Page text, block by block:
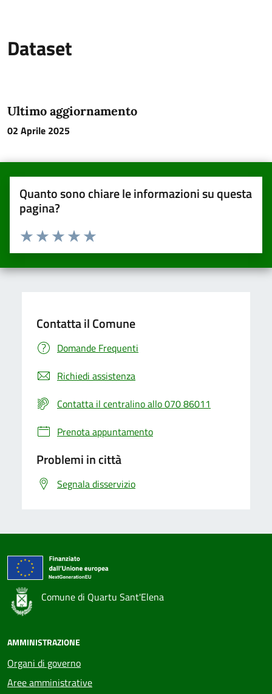
Dataset
Ultimo aggiornamento
02 Aprile 2025
Quanto sono chiare le informazioni su questa
pagina?
Valuta da 1 a 5 stelle la pagina
Valuta 5 stelle su 5
Valuta 4 stelle su 5
Valuta 3 stelle su 5
Valuta 2 stelle su 5
Valuta una stella su 5
Contatta il Comune
Domande Frequenti
Richiedi assistenza
Contatta il centralino allo 070 86011
Prenota appuntamento
Problemi in città
Segnala disservizio
Comune di Quartu Sant'Elena
AMMINISTRAZIONE
Organi di governo
Aree amministrative